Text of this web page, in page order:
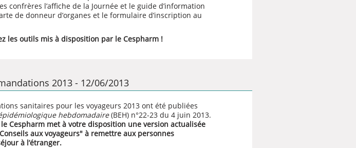
confrères l’affiche de la Journée et le guide d’information
de donneur d’organes et le formulaire d’inscription au
les outils mis à disposition par le Cespharm !
2013 - 12/06/2013
sanitaires pour les voyageurs 2013 ont été publiées
hebdomadaire(BEH) n°22-23 du 4 juin 2013.
le Cespharm met à votre disposition une version actualisée
aux voyageurs" à remettre aux personnes
à l’étranger.